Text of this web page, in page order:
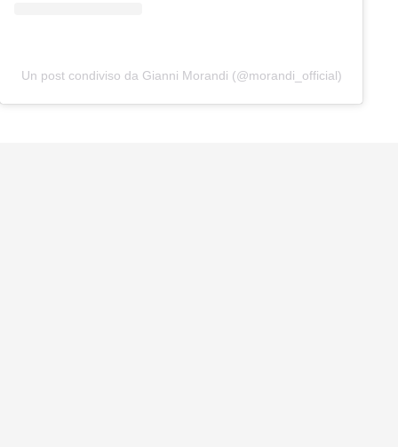
Un post condiviso da Gianni Morandi (@morandi_official)